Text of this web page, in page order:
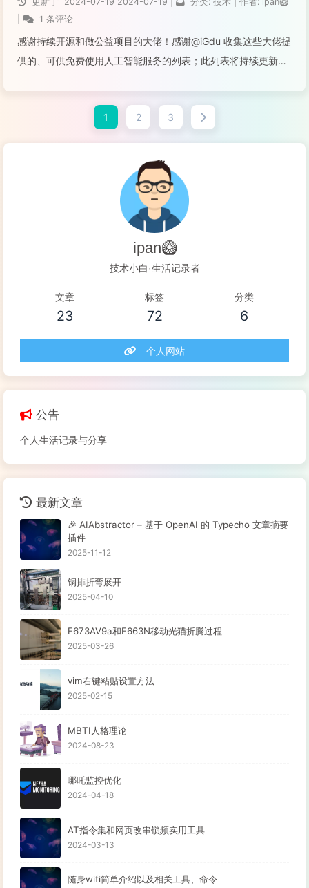
1 条评论
感谢持续开源和做公益项目的大佬！感谢@iGdu 收集这些大佬提
供的、可供免费使用人工智能服务的列表；此列表将持续更新，
1 2 3
ipan🥝
技术小白·生活记录者
文章
23
标签
72
分类
6
个人网站
公告
个人生活记录与分享
最新文章
🎉 AIAbstractor – 基于 OpenAI 的 Typecho 文章摘要
插件
2025-11-12
铜排折弯展开
2025-04-10
F673AV9a和F663N移动光猫折腾过程
2025-03-26
vim右键粘贴设置方法
2025-02-15
MBTI人格理论
2024-08-23
哪吒监控优化
2024-04-18
AT指令集和网页改串锁频实用工具
2024-03-13
随身wifi简单介绍以及相关工具、命令